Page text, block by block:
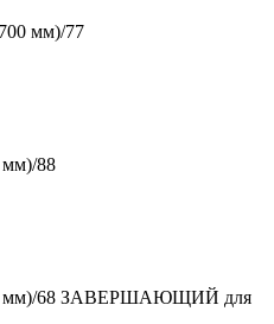
мм)/77
88
мм)/68 ЗАВЕРШАЮЩИЙ для